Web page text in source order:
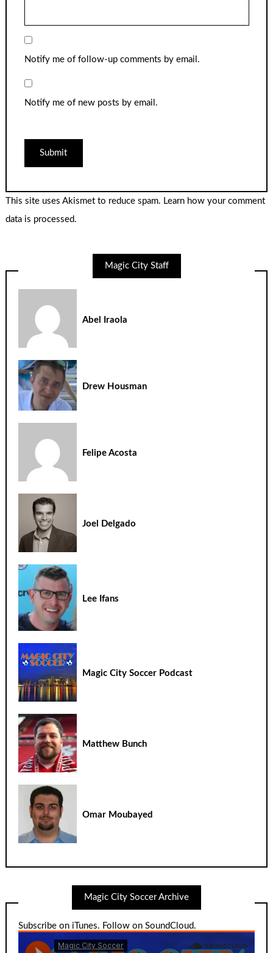
Notify me of follow-up comments by email.
Notify me of new posts by email.
This site uses Akismet to reduce spam. Learn how your comment
data is processed.
Magic City Staff
Abel Iraola
Drew Housman
Felipe Acosta
Joel Delgado
Lee Ifans
Magic City Soccer Podcast
Matthew Bunch
Omar Moubayed
Magic City Soccer Archive
Subscribe on iTunes. Follow on SoundCloud .